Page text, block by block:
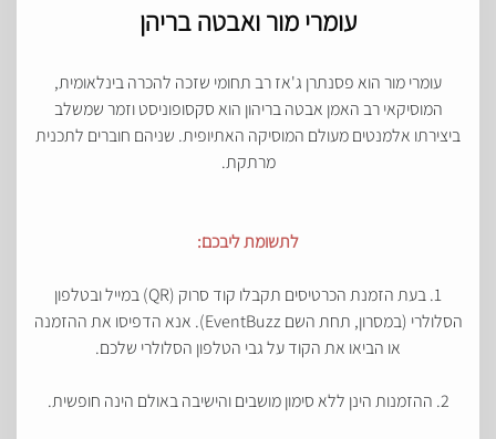
עומרי מור ואבטה בריהן
עומרי מור הוא פסנתרן ג'אז רב תחומי שזכה להכרה בינלאומית,
המוסיקאי רב האמן אבטה בריהון הוא סקסופוניסט וזמר שמשלב
ביצירתו אלמנטים מעולם המוסיקה האתיופית. שניהם חוברים לתכנית
מרתקת.
לתשומת ליבכם:
1. בעת הזמנת הכרטיסים תקבלו קוד סרוק (QR) במייל ובטלפון
הסלולרי (במסרון, תחת השם EventBuzz). אנא הדפיסו את ההזמנה
או הביאו את הקוד על גבי הטלפון הסלולרי שלכם.
2. ההזמנות הינן ללא סימון מושבים והישיבה באולם הינה חופשית.